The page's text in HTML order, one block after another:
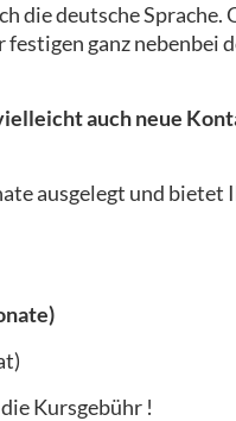
die deutsche Sprache.
ganz nebenbei
auch neue
ausgelegt und bietet
Kursgebühr !